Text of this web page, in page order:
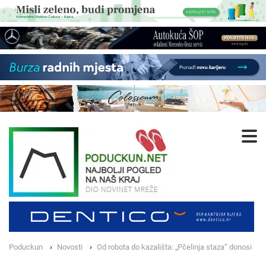
Poduckun Novosti
Od robota do kazališta: „Pčelinja staza“ donosi